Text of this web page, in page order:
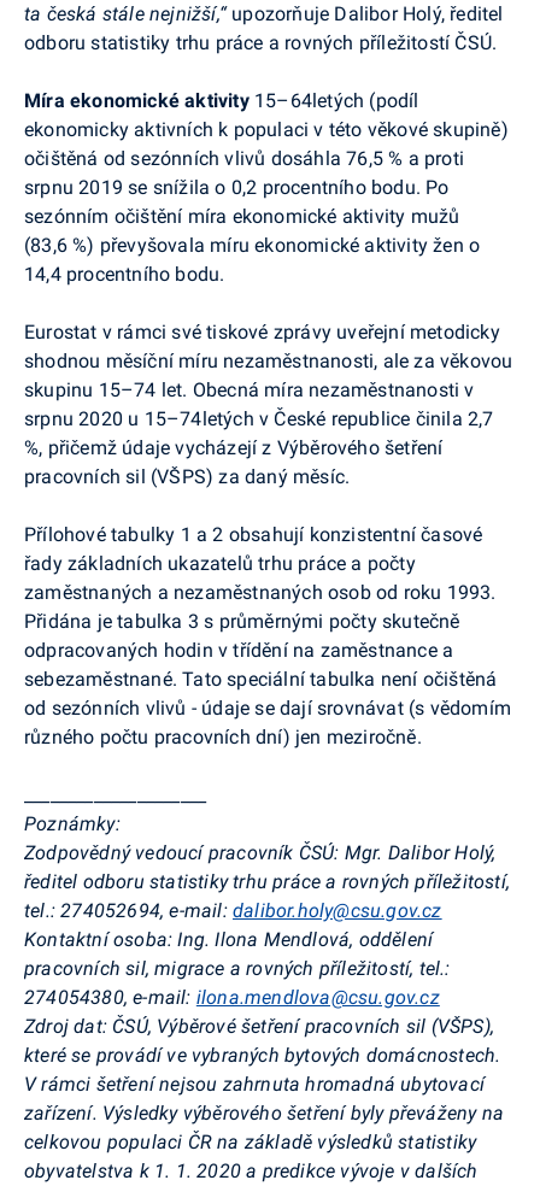
ta česká stále nejnižší,“upozorňuje Dalibor Holý, ředitel
odboru statistiky trhu práce a rovných příležitostí ČSÚ.
Míra ekonomické aktivity15–64letých (podíl
ekonomicky aktivních k populaci v této věkové skupině)
očištěná od sezónních vlivů dosáhla 76,5 % a proti
srpnu 2019 se snížila o 0,2 procentního bodu. Po
sezónním očištění míra ekonomické aktivity mužů
(83,6 %) převyšovala míru ekonomické aktivity žen o
14,4 procentního bodu.
Eurostat v rámci své tiskové zprávy uveřejní metodicky
shodnou měsíční míru nezaměstnanosti, ale za věkovou
skupinu 15–74 let. Obecná míra nezaměstnanosti v
srpnu 2020 u 15–74letých v České republice činila 2,7
%, přičemž údaje vycházejí z Výběrového šetření
pracovních sil (VŠPS) za daný měsíc.
Přílohové tabulky 1 a 2 obsahují konzistentní časové
řady základních ukazatelů trhu práce a počty
zaměstnaných a nezaměstnaných osob od roku 1993.
Přidána je tabulka 3 s průměrnými počty skutečně
odpracovaných hodin v třídění na zaměstnance a
sebezaměstnané. Tato speciální tabulka není očištěná
od sezónních vlivů - údaje se dají srovnávat (s vědomím
různého počtu pracovních dní) jen meziročně.
Poznámky:
Zodpovědný vedoucí pracovník ČSÚ: Mgr. Dalibor Holý,
ředitel odboru statistiky trhu práce a rovných příležitostí,
tel.: 274052694, e-mail: dalibor.holy@csu.gov.cz
Kontaktní osoba: Ing. Ilona Mendlová, oddělení
pracovních sil, migrace a rovných příležitostí, tel.:
274054380, e-mail: ilona.mendlova@csu.gov.cz
Zdroj dat: ČSÚ, Výběrové šetření pracovních sil (VŠPS),
které se provádí ve vybraných bytových domácnostech.
V rámci šetření nejsou zahrnuta hromadná ubytovací
zařízení. Výsledky výběrového šetření byly převáženy na
celkovou populaci ČR na základě výsledků statistiky
obyvatelstva k 1. 1. 2020 a predikce vývoje v dalších